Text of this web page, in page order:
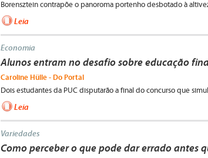
Borensztein contrapõe o panoroma portenho desbotado à
Leia
Economia
Alunos entram no desafio sobre educação
Caroline Hülle - Do Portal
Dois estudantes da PUC disputarão a final do concurso que
Leia
Variedades
Como perceber o que pode dar errado antes